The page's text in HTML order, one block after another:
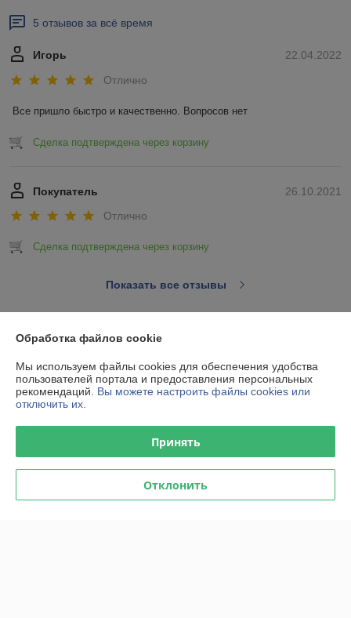
5 отзывов за всё время
22.04.2022
Игорь
Отлично
Все пришло быстро и качественно. Вопросов нет
Сделка подтверждена через корзину
26.10.2021
Покупатель
Отлично
Сделка подтверждена через корзину
Показать все отзывы
О нас
Контакты
Доставка и оплата
Обработка файлов cookie
Мы используем файлы cookies для обеспечения удобства
пользователей портала и предоставления персональных
рекомендаций. Вы можете настроить файлы cookies или
отключить их.
Принять
Отклонить